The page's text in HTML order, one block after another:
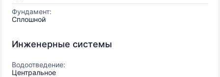
Фундамент:
Сплошной
Инженерные системы
Водоотведение:
Центральное